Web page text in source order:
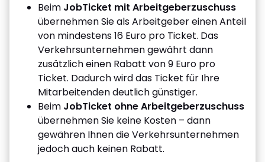
Beim JobTicket mit Arbeitgeberzuschuss
übernehmen Sie als Arbeitgeber einen Anteil
von mindestens 16 Euro pro Ticket. Das
Verkehrsunternehmen gewährt dann
zusätzlich einen Rabatt von 9 Euro pro
Ticket. Dadurch wird das Ticket für Ihre
Mitarbeitenden deutlich günstiger.
Beim JobTicket ohne Arbeitgeberzuschuss
übernehmen Sie keine Kosten – dann
gewähren Ihnen die Verkehrsunternehmen
jedoch auch keinen Rabatt.